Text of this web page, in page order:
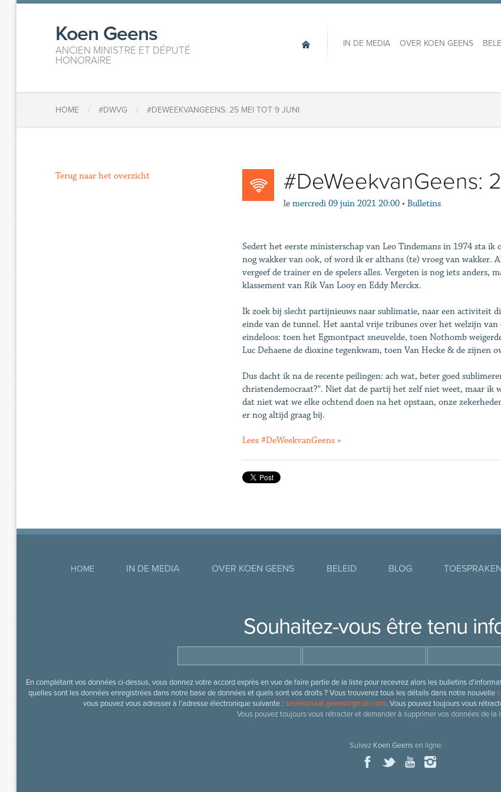
Koen Geens
ANCIEN MINISTRE ET DÉPUTÉ
HONORAIRE
IN DE MEDIA OVER KOEN GEENS
HOME / #DWVG / #DEWEEKVANGEENS: 25 MEI TOT 9 JUNI
#DeWeekvanGeens:
le mercredi 09 juin 2021 20:00 • Bulletins
Sedert het eerste ministerschap van Leo Tindemans in 1974 sta
nog wakker van ook, of word ik er althans (te) vroeg van wakker.
vergeef de trainer en de spelers alles. Vergeten is nog iets
klassement van Rik Van Looy en Eddy Merckx.
Ik zoek bij slecht partijnieuws naar sublimatie, naar een activiteit
einde van de tunnel. Het aantal vrije tribunes over het welzijn
eindeloos: toen het Egmontpact sneuvelde, toen Nothomb
Luc Dehaene de dioxine tegenkwam, toen Van Hecke & de zijnen
Dus dacht ik na de recente peilingen: ach wat, beter goed
christendemocraat?". Niet dat de partij het zelf niet weet, maar ik
dat niet wat we elke ochtend doen na het opstaan, onze
er nog altijd graag bij.
Lees #DeWeekvanGeens »
Terug naar het overzicht
HOME IN DE MEDIA OVER KOEN GEENS BELEID BLOG TOESPRAKEN
Souhaitez-vous être tenu
En complétant vos données ci-dessus, vous donnez votre accord exprès en vue de faire partie de la liste pour recevrez alors les bulletins
quelles sont les données enregistrées dans notre base de données et quels sont vos droits ? Vous trouverez tous les détails dans notre nouvelle
vous pouvez vous adresser à l’adresse électronique suivante : secretariaat.geens@gmail.com. Vous pouvez toujours vous
Vous pouvez toujours vous rétracter et demander à supprimer vos données de la
Suivez Koen Geensen ligne: